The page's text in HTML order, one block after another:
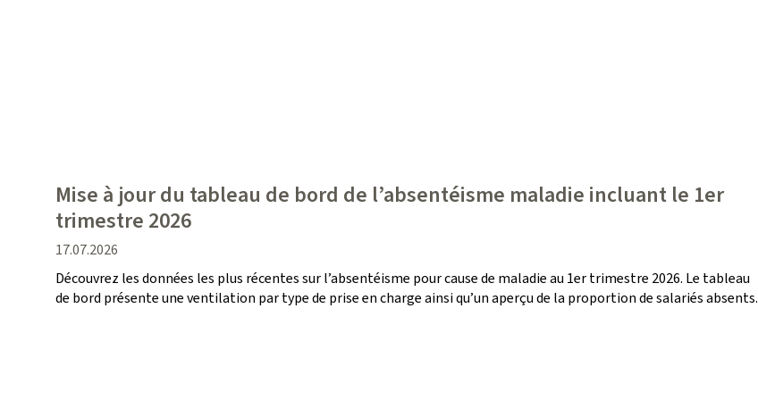
Mise à jour du tableau de bord de l’absentéisme maladie incluant le 1er
trimestre 2026
date
de
publication
17.07.2026
Découvrez les données les plus récentes sur l’absentéisme pour cause de maladie au 1er trimestre 2026. Le tableau
de bord présente une ventilation par type de prise en charge ainsi qu’un aperçu de la proportion de salariés absents.